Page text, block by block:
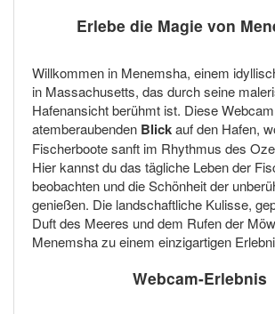
Erlebe die Magie von
Willkommen in Menemsha, einem
in Massachusetts, das durch seine
Hafenansicht berühmt ist. Diese
atemberaubenden Blickauf den Hafen,
Fischerboote sanft im Rhythmus des
Hier kannst du das tägliche Leben der
beobachten und die Schönheit der
genießen. Die landschaftliche Kulisse,
Duft des Meeres und dem Rufen der
Menemsha zu einem einzigartigen
Webcam-Erlebnis